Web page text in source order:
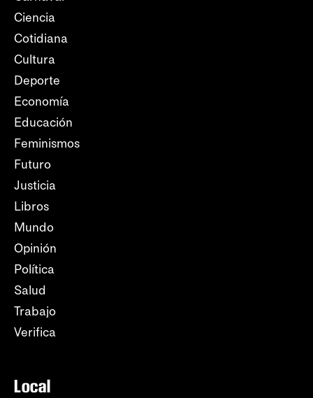
Ciencia
Cotidiana
Cultura
Deporte
Economía
Educación
Feminismos
Futuro
Justicia
Libros
Mundo
Opinión
Política
Salud
Trabajo
Verifica
Local